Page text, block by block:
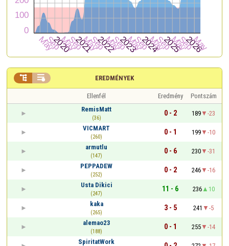
EREDMÉNYEK
 
Ellenfél Eredmény
Pontszám
RemisMatt
(36)
0 - 2 189
-23
VICMART
(260)
0 - 1 199
-10
armutlu
(147)
0 - 6 230
-31
PEPPADEW
(252)
0 - 2 246
-16
Usta Dikici
(247)
11 - 6 236
10
kaka
(265)
3 - 5 241
-5
alemao23
(188)
0 - 1 255
-14
SpiritatWork